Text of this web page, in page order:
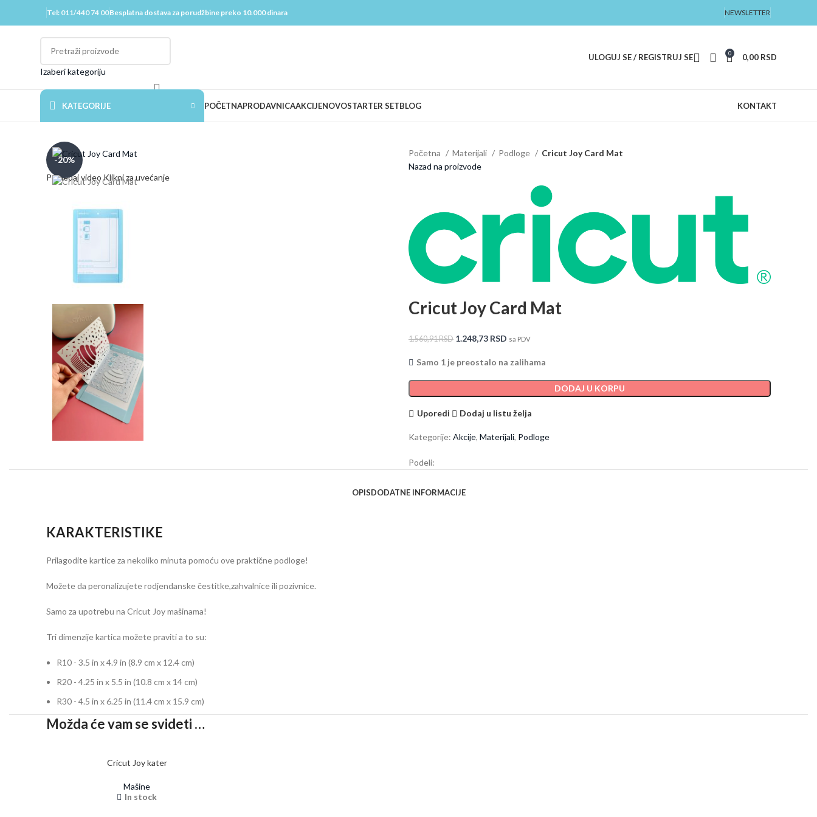
Tel: 011/440 74 00Besplatna dostava za porudžbine preko 10.000 dinara NEWSLETTER
Izaberi kategoriju
ULOGUJ SE / REGISTRUJ SE 0 0,00 RSD
KATEGORIJE POČETNAPRODAVNICAAKCIJENOVOSTARTER SETBLOG KONTAKT
-20%
Pogledaj video Klikni za uvećanje
Početna Materijali Podloge
Cricut Joy Card Mat
Nazad na proizvode
Cricut Joy Card Mat
1.560,91RSD 1.248,73 RSD sa PDV
Samo 1 je preostalo na zalihama
DODAJ U KORPU
Uporedi Dodaj u listu želja
Kategorije: Akcije, Materijali, Podloge
Podeli:
OPISDODATNE INFORMACIJE
KARAKTERISTIKE
Prilagodite kartice za nekoliko minuta pomoću ove praktične podloge!
Možete da peronalizujete rodjendanske čestitke,zahvalnice ili pozivnice.
Samo za upotrebu na Cricut Joy mašinama!
Tri dimenzije kartica možete praviti a to su:
R10 - 3.5 in x 4.9 in (8.9 cm x 12.4 cm)
R20 - 4.25 in x 5.5 in (10.8 cm x 14 cm)
R30 - 4.5 in x 6.25 in (11.4 cm x 15.9 cm)
Možda će vam se svideti …
Cricut Joy kater
Mašine
In stock